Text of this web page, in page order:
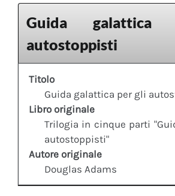
Guida
autostoppisti
Titolo
Guida galattica per gli
Libro originale
Trilogia in cinque parti
autostoppisti"
Autore originale
Douglas Adams